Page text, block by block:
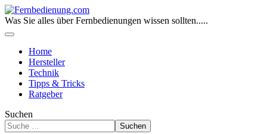
Was Sie alles über Fernbedienungen wissen sollten.....
Home
Hersteller
Technik
Tipps & Tricks
Ratgeber
Suchen
Suchen